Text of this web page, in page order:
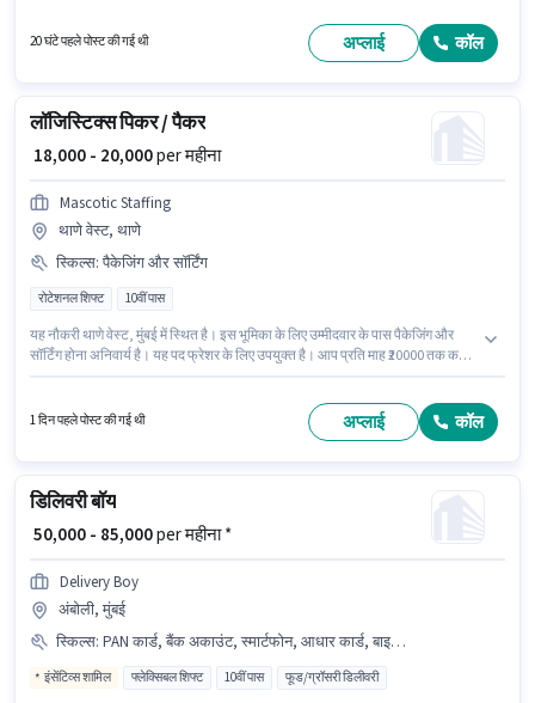
लिए महत्वपूर्ण दस्तावेज़ आईटीआई, आधार कार्ड आवश्यक हैं।
20 घंटे पहले पोस्ट की गई थी अप्लाई कॉल
लॉजिस्टिक्स पिकर / पैकर
₹ 18,000 - 20,000per महीना
Mascotic Staffing
थाणे वेस्ट, थाणे
स्किल्स: पैकेजिंग और सॉर्टिंग
रोटेशनल शिफ्ट 10वीं पास
यह नौकरी थाणे वेस्ट, मुंबई में स्थित है। इस भूमिका के लिए उम्मीदवार के पास पैकेजिंग और
सॉर्टिंग होना अनिवार्य है। यह पद फ्रेशर के लिए उपयुक्त है। आप प्रति माह ₹20000 तक कमा
है।
1 दिन पहले पोस्ट की गई थी अप्लाई कॉल
डिलिवरी बॉय
₹ 50,000 - 85,000per महीना *
Delivery Boy
अंबोली, मुंबई
स्किल्स: PAN कार्ड, बैंक अकाउंट, स्मार्टफोन, आधार कार्ड, बाइक, एरिया नॉलेज, नेविगेशन स्किल्स
इंसेंटिव्स शामिल फ्लेक्सिबल शिफ्ट 10वीं पास फूड/ग्रॉसरी डिलीवरी